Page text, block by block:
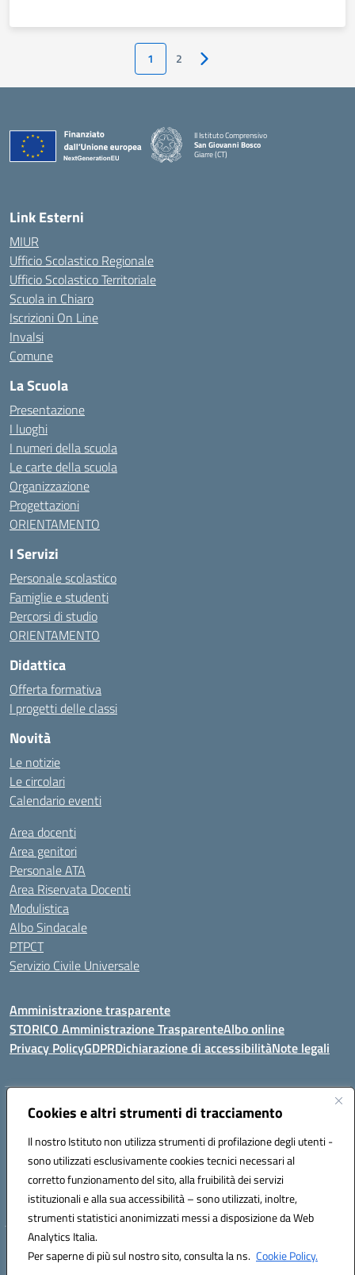
Cookies e altri strumenti di tracciamento
Il nostro Istituto non utilizza strumenti di profilazione degli utenti -
sono utilizzati esclusivamente cookies tecnici necessari al
corretto funzionamento del sito, alla fruibilità dei servizi
istituzionali e alla sua accessibilità – sono utilizzati, inoltre,
strumenti statistici anonimizzati messi a disposizione da Web
Analytics Italia.
Per saperne di più sul nostro sito, consulta la ns. Cookie Policy.
1 2 Pagina successiva
II Istituto Comprensivo
San Giovanni Bosco
Giarre (CT)
Link Esterni
MIUR
Ufficio Scolastico Regionale
Ufficio Scolastico Territoriale
Scuola in Chiaro
Iscrizioni On Line
Invalsi
Comune
La Scuola
Presentazione
I luoghi
I numeri della scuola
Le carte della scuola
Organizzazione
Progettazioni
ORIENTAMENTO
I Servizi
Personale scolastico
Famiglie e studenti
Percorsi di studio
ORIENTAMENTO
Didattica
Offerta formativa
I progetti delle classi
Novità
Le notizie
Le circolari
Calendario eventi
Area docenti
Area genitori
Personale ATA
Area Riservata Docenti
Modulistica
Albo Sindacale
PTPCT
Servizio Civile Universale
Amministrazione trasparente
STORICO Amministrazione TrasparenteAlbo online
Privacy PolicyGDPRDichiarazione di accessibilitàNote legali
Indirizzo:Piazza S. G. Bosco, 1 95014 Giarre (CT)
Posta elettronica certificata (PEC):ctic8az00a@pec.istruzione.it
Codice fiscale: 92001680872
Codice meccanografico: CTIC8AZ00A
Hosting & Powered by 3D Solution S.r.l.
Concept & Design by Designers Italia